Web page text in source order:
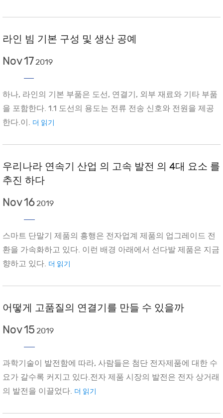
라인 빔 기본 구성 및 생산 공예
Nov17 2019
하나, 라인의 기본 부품은 도선, 연결기, 외부 재료와 기타 부품
을 포함한다. 1.1 도선의 용도는 전류 전송 신호와 전원을 제공
한다.이. 더 읽기
우리나라 연속기 산업 의 고속 발전 의 4대 요소 를
추진 하다
Nov16 2019
스마트 단말기 제품의 흥행은 전자업계 제품의 업그레이드 전
환을 가속화하고 있다. 이런 배경 아래에서 선다발 제품은 지금
향하고 있다. 더 읽기
어떻게 고품질의 연결기를 만들 수 있을까
Nov15 2019
과학기술이 발전함에 따라, 사람들은 첨단 전자제품에 대한 수
요가 갈수록 커지고 있다.전자 제품 시장의 발전은 전자 상거래
의 발전을 이끌었다. 더 읽기